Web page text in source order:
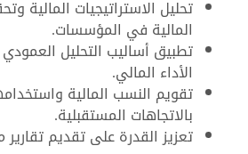
تحليل الاستراتيجيات المالية
المالية في المؤسسات.
تطبيق أساليب التحليل
الأداء المالي.
تقويم النسب المالية
بالاتجاهات المستقبلية.
تعزيز القدرة على تقديم